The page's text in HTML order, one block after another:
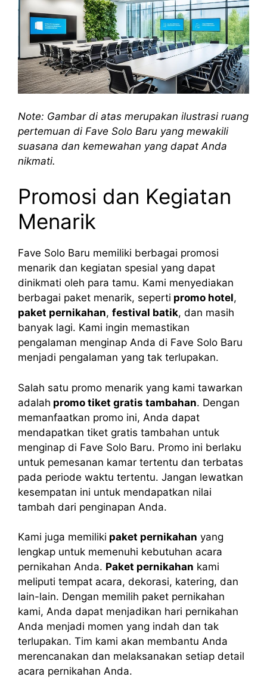
Note: Gambar di atas merupakan ilustrasi ruang
pertemuan di Fave Solo Baru yang mewakili
suasana dan kemewahan yang dapat Anda
nikmati.
Promosi dan Kegiatan
Menarik
Fave Solo Baru memiliki berbagai promosi
menarik dan kegiatan spesial yang dapat
dinikmati oleh para tamu. Kami menyediakan
berbagai paket menarik, seperti promo hotel,
paket pernikahan, festival batik, dan masih
banyak lagi. Kami ingin memastikan
pengalaman menginap Anda di Fave Solo Baru
menjadi pengalaman yang tak terlupakan.
Salah satu promo menarik yang kami tawarkan
adalah promo tiket gratis tambahan. Dengan
memanfaatkan promo ini, Anda dapat
mendapatkan tiket gratis tambahan untuk
menginap di Fave Solo Baru. Promo ini berlaku
untuk pemesanan kamar tertentu dan terbatas
pada periode waktu tertentu. Jangan lewatkan
kesempatan ini untuk mendapatkan nilai
tambah dari penginapan Anda.
Kami juga memiliki paket pernikahan yang
lengkap untuk memenuhi kebutuhan acara
pernikahan Anda. Paket pernikahan kami
meliputi tempat acara, dekorasi, katering, dan
lain-lain. Dengan memilih paket pernikahan
kami, Anda dapat menjadikan hari pernikahan
Anda menjadi momen yang indah dan tak
terlupakan. Tim kami akan membantu Anda
merencanakan dan melaksanakan setiap detail
acara pernikahan Anda.